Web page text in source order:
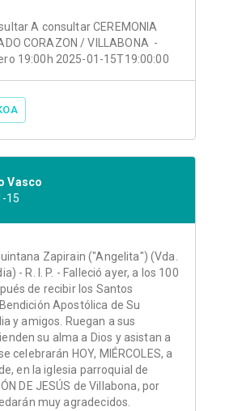
A consultar CEREMONIA
CORAZON / VILLABONA -
19:00h 2025-01-15T19:00:00
Vasco
15
Zapirain ("Angelita") (Vda.
- R. I. P. - Falleció ayer, a los 100
de recibir los Santos
Apostólica de Su
y amigos. Ruegan a sus
su alma a Dios y asistan a
celebrarán HOY, MIÉRCOLES, a
en la iglesia parroquial de
DE JESÚS de Villabona, por
muy agradecidos.